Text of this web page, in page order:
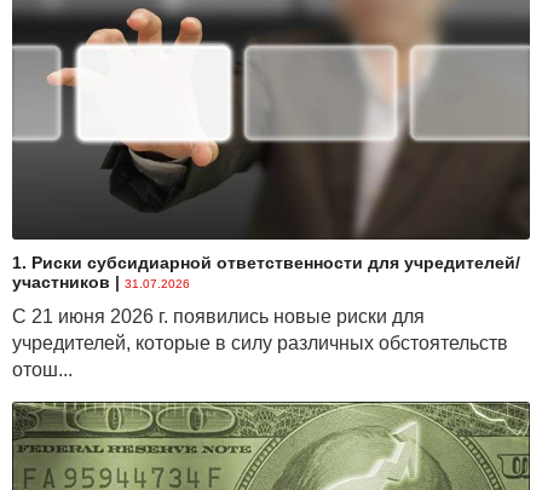
1. Риски субсидиарной ответственности для учредителей/
участников | 31.07.2026
С 21 июня 2026 г. появились новые риски для
учредителей, которые в силу различных обстоятельств
отош...